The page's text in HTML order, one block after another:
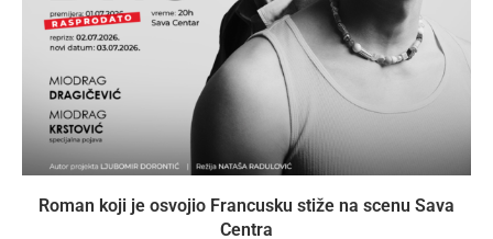
Roman koji je osvojio Francusku stiže na scenu Sava
Centra